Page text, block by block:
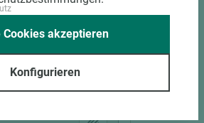
ZUBEHÖR
Konfigurieren
Cookies akzeptieren